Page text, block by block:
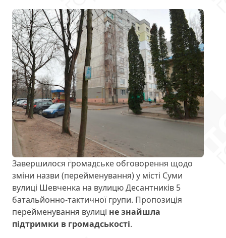
Завершилося громадське обговорення щодо
зміни назви (перейменування) у місті Суми
вулиці Шевченка на вулицю Десантників 5
батальйонно-тактичної групи. Пропозиція
перейменування вулиці не знайшла
підтримки в громадськості.